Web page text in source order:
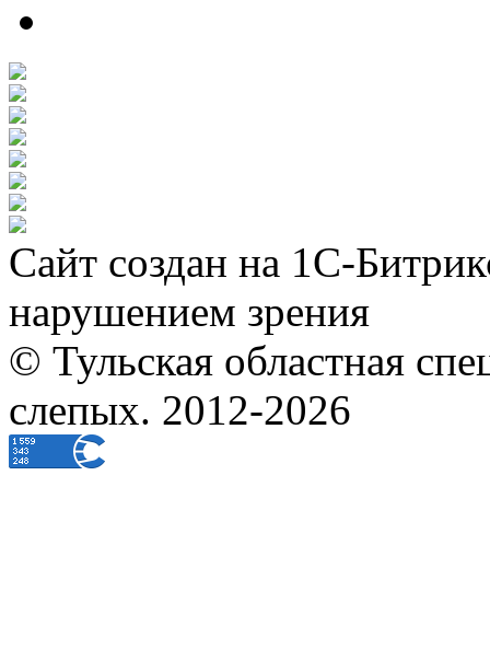
Сайт создан на 1С-
нарушением зрения
© Тульская областная
слепых. 2012-2026